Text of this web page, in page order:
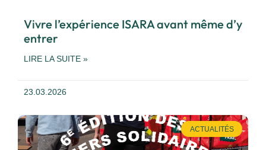
Vivre l’expérience ISARA avant même d’y
entrer
LIRE LA SUITE »
23.03.2026
ACTUALITÉS